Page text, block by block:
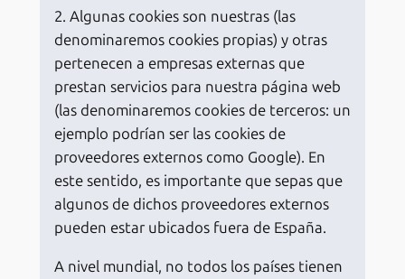
2. Algunas cookies son nuestras (las
denominaremos cookies propias) y otras
pertenecen a empresas externas que
prestan servicios para nuestra página web
(las denominaremos cookies de terceros: un
ejemplo podrían ser las cookies de
proveedores externos como Google). En
este sentido, es importante que sepas que
algunos de dichos proveedores externos
pueden estar ubicados fuera de España.
A nivel mundial, no todos los países tienen